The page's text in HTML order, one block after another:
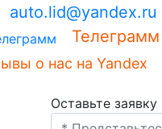
auto.lid@yandex.ru
Телеграмм
о нас на Yandex
Оставьте заявку